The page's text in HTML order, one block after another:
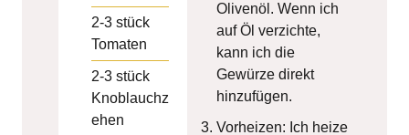
2-3 stück
Tomaten
2-3 stück
Knoblauchz
ehen
Olivenöl. Wenn ich
auf Öl verzichte,
kann ich die
Gewürze direkt
hinzufügen.
Vorheizen: Ich heize